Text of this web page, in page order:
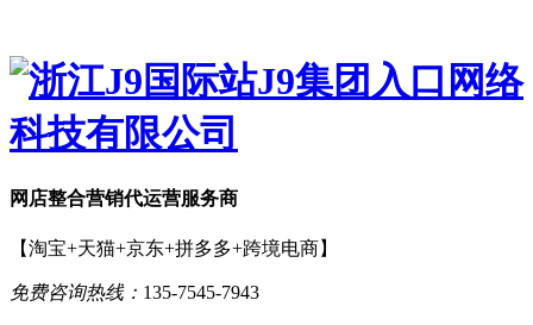
网店整合营销代运营服务商
【淘宝+天猫+京东+拼多多+跨境电商】
免费咨询热线： 135-7545-7943